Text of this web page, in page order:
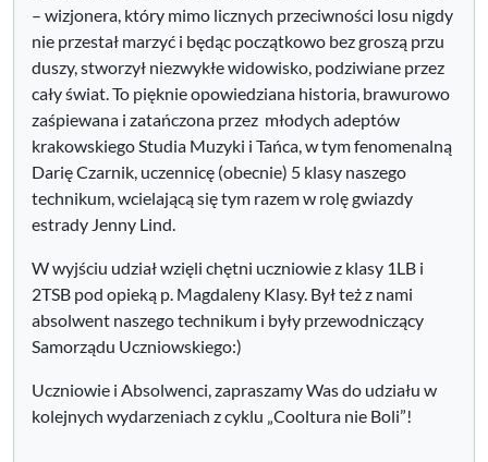
– wizjonera, który mimo licznych przeciwności losu nigdy
nie przestał marzyć i będąc początkowo bez groszą przu
duszy, stworzył niezwykłe widowisko, podziwiane przez
cały świat. To pięknie opowiedziana historia, brawurowo
zaśpiewana i zatańczona przez młodych adeptów
krakowskiego Studia Muzyki i Tańca, w tym fenomenalną
Darię Czarnik, uczennicę (obecnie) 5 klasy naszego
technikum, wcielającą się tym razem w rolę gwiazdy
estrady Jenny Lind.
W wyjściu udział wzięli chętni uczniowie z klasy 1LB i
2TSB pod opieką p. Magdaleny Klasy. Był też z nami
absolwent naszego technikum i były przewodniczący
Samorządu Uczniowskiego:)
Uczniowie i Absolwenci, zapraszamy Was do udziału w
kolejnych wydarzeniach z cyklu „Cooltura nie Boli”!